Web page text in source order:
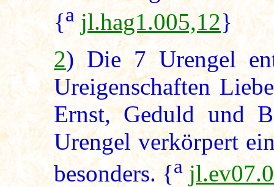
{a jl.hag1.005,12}
2) Die 7 Urengel
Ureigenschaften
Ernst, Geduld und
Urengel verkörpert
besonders. {a